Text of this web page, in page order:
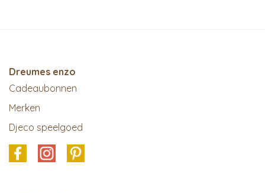
Dreumes enzo
Cadeaubonnen
Merken
Djeco speelgoed